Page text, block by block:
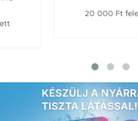
20 000 Ft felett